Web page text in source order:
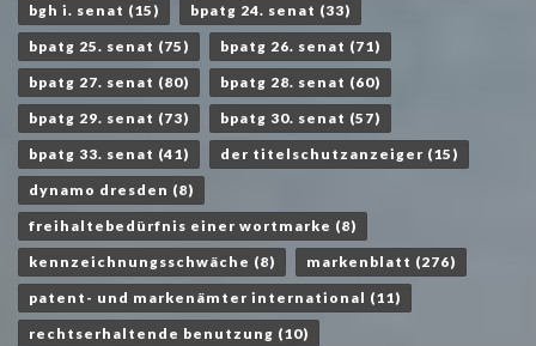
bgh i. senat (15) bpatg 24. senat (33)
bpatg 25. senat (75) bpatg 26. senat (71)
bpatg 27. senat (80) bpatg 28. senat (60)
bpatg 29. senat (73) bpatg 30. senat (57)
bpatg 33. senat (41) der titelschutzanzeiger (15)
dynamo dresden (8)
freihaltebedürfnis einer wortmarke (8)
kennzeichnungsschwäche (8) markenblatt (276)
patent- und markenämter international (11)
rechtserhaltende benutzung (10)